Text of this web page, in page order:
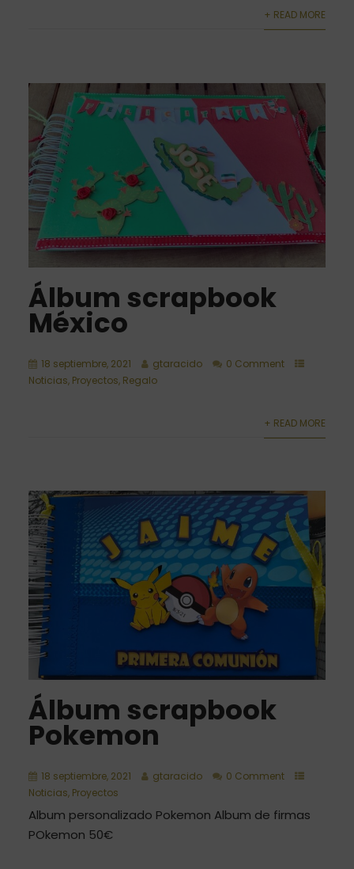
+ READ MORE
Álbum scrapbook
México
18 septiembre, 2021 gtaracido
0 Comment
Noticias, Proyectos, Regalo
+ READ MORE
Álbum scrapbook
Pokemon
18 septiembre, 2021 gtaracido
0 Comment
Noticias, Proyectos
Album personalizado Pokemon Album de firmas
POkemon 50€